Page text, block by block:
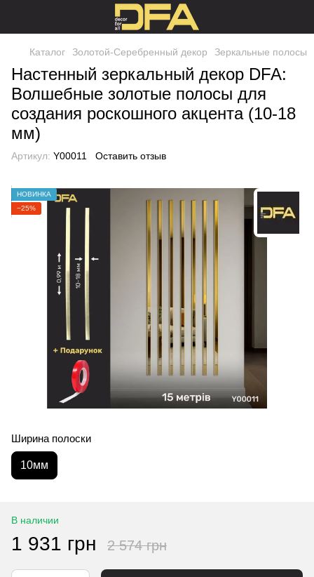
Каталог Золотой-Серебренный декор Зеркальные полосы
Настенный зеркальный декор DFA:
Волшебные золотые полосы для
создания роскошного акцента (10-18
мм)
Артикул: Y00011 Оставить отзыв
НОВИНКА
−25%
Ширина полоски
10мм
В наличии
1 931 грн 2 574 грн